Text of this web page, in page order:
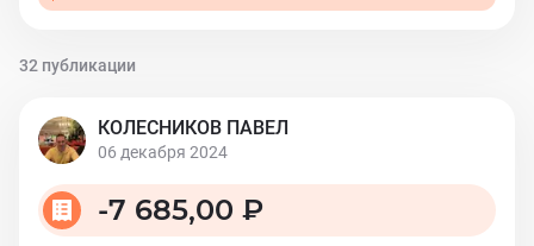
32 публикации
КОЛЕСНИКОВ ПАВЕЛ
06 декабря 2024
-7 685,00 ₽